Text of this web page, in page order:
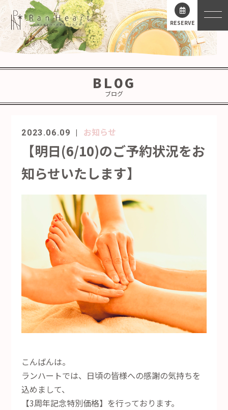
RESERVE
BLOG
ブログ
2023.06.09 お知らせ
【明日(6/10)のご予約状況をお
知らせいたします】
こんばんは。
ランハートでは、日頃の皆様への感謝の気持ちを
込めまして、
【3周年記念特別価格】を行っております。